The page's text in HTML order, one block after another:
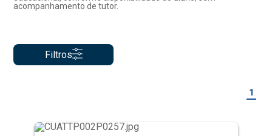
acompanhamento de tutor.
Filtros
1